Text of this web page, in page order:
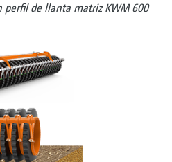
perfil de llanta matriz KWM 600